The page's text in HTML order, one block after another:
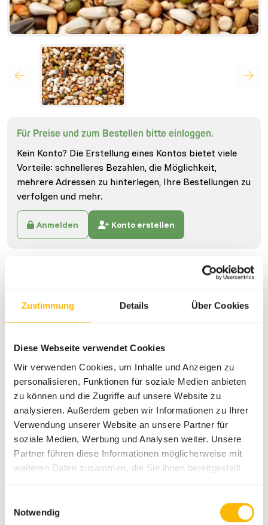
Zustimmung Details Über Cookies
Diese Webseite verwendet Cookies
Wir verwenden Cookies, um Inhalte und Anzeigen zu
personalisieren, Funktionen für soziale Medien anbieten
zu können und die Zugriffe auf unsere Website zu
analysieren. Außerdem geben wir Informationen zu Ihrer
Verwendung unserer Website an unsere Partner für
soziale Medien, Werbung und Analysen weiter. Unsere
Partner führen diese Informationen möglicherweise mit
weiteren Daten zusammen, die Sie ihnen bereitgestellt
Notwendig
Für Preise und zum Bestellen bitte einloggen.
Kein Konto? Die Erstellung eines Kontos bietet viele
Vorteile: schnelleres Bezahlen, die Möglichkeit,
mehrere Adressen zu hinterlegen, Ihre Bestellungen zu
verfolgen und mehr.
Anmelden Konto erstellen
Allgemein
Deluxe
Artikelcode
GA890
Verkaufseinheit
20 kg Beutel
Bestandsstatus
Voraussichtliche
Lieferzeit: mindestens 5
Werktage
Marke